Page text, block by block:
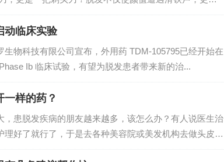
动临床实验
物科技有限公司宣布，外用药 TDM-105795已经开始在
Ib 临床试验，有望为脱发患者带来新的治...
样的药？
患脱发疾病的朋友越来越多，该怎么办？有人说医生治
好了就行了，于是去各种美容院或美发机构去做头皮护